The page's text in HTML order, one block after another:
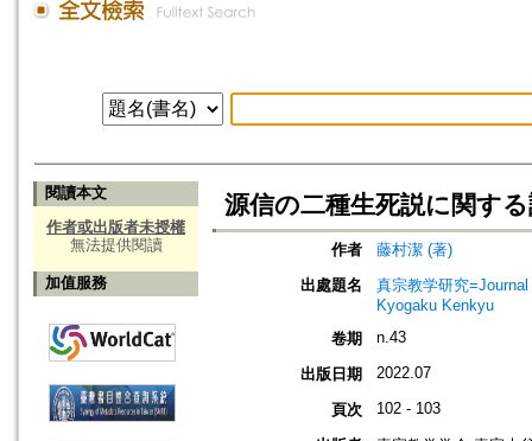
閱讀本文
作者或出版者未授權
無法提供閱讀
加值服務
源信の二種生死説に関す
作者
藤村潔 (著)
出處題名
真宗教学研究
Kyogaku Kenkyu
卷期
n.43
出版日期 2022.07
頁次 102 - 103